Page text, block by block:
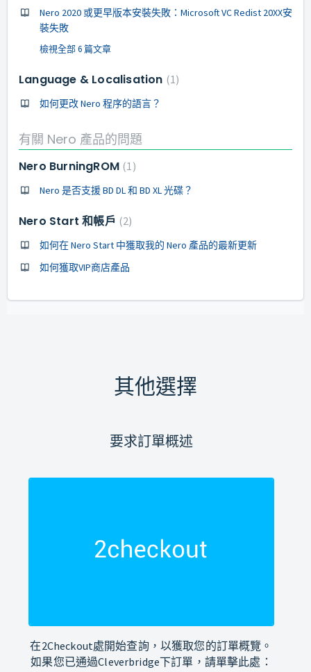
Nero 2020 或更早版本安裝失敗：Microsoft VC Redist 20XX安
裝失敗
檢視全部 6 篇文章
Language & Localisation 1
如何更改 Nero 程序的語言？
有關 Nero 產品的問題
Nero BurningROM 1
Nero 是否支援 BD DL 和 BD XL 光碟？
Nero Start 和帳戶 2
如何在 Nero Start 中獲取我的 Nero 產品的最新更新
如何獲取VIP商店產品
其他選擇
要求訂單概述
在2Checkout處開始查詢，以獲取您的訂單概覽。
如果您已通過Cleverbridge下訂單，請單擊此處：